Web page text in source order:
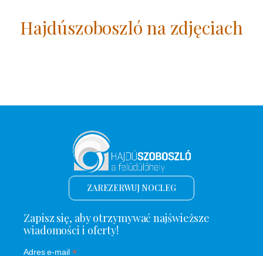
Hajdúszoboszló na zdjęciach
ZAREZERWUJ NOCLEG
Zapisz się, aby otrzymywać najświeższe
wiadomości i oferty!
Adres e-mail *